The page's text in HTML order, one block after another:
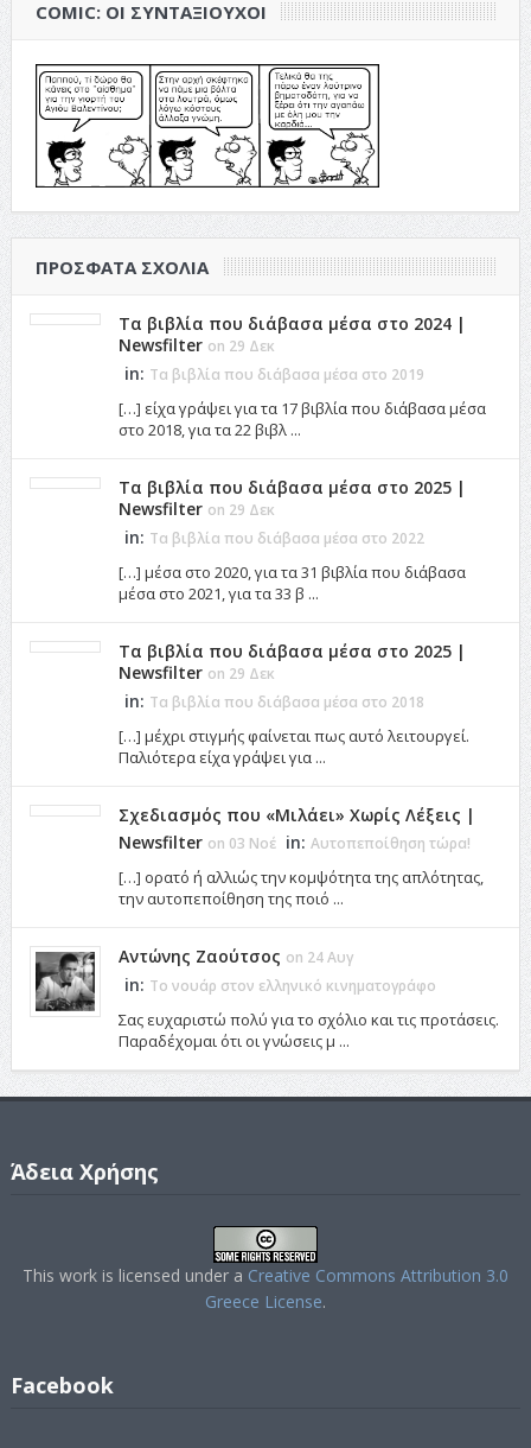
COMIC: ΟΙ ΣΥΝΤΑΞΙΟΎΧΟΙ
ΠΡΌΣΦΑΤΑ ΣΧΌΛΙΑ
Τα βιβλία που διάβασα μέσα στο 2024 |
Newsfilter on 29 Δεκ
in: Τα βιβλία που διάβασα μέσα στο 2019
[…] είχα γράψει για τα 17 βιβλία που διάβασα μέσα
στο 2018, για τα 22 βιβλ ...
Τα βιβλία που διάβασα μέσα στο 2025 |
Newsfilter on 29 Δεκ
in: Τα βιβλία που διάβασα μέσα στο 2022
[…] μέσα στο 2020, για τα 31 βιβλία που διάβασα
μέσα στο 2021, για τα 33 β ...
Τα βιβλία που διάβασα μέσα στο 2025 |
Newsfilter on 29 Δεκ
in: Τα βιβλία που διάβασα μέσα στο 2018
[…] μέχρι στιγμής φαίνεται πως αυτό λειτουργεί.
Παλιότερα είχα γράψει για ...
Σχεδιασμός που «Μιλάει» Χωρίς Λέξεις |
Newsfilter on 03 Νοέ in: Αυτοπεποίθηση τώρα!
[…] ορατό ή αλλιώς την κομψότητα της απλότητας,
την αυτοπεποίθηση της ποιό ...
Αντώνης Ζαούτσος on 24 Αυγ
in: Το νουάρ στον ελληνικό κινηματογράφο
Σας ευχαριστώ πολύ για το σχόλιο και τις προτάσεις.
Παραδέχομαι ότι οι γνώσεις μ ...
Άδεια Χρήσης
This work is licensed under a Creative Commons Attribution 3.0
Greece License.
Facebook